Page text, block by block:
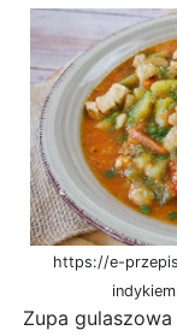
https://e-
Zupa